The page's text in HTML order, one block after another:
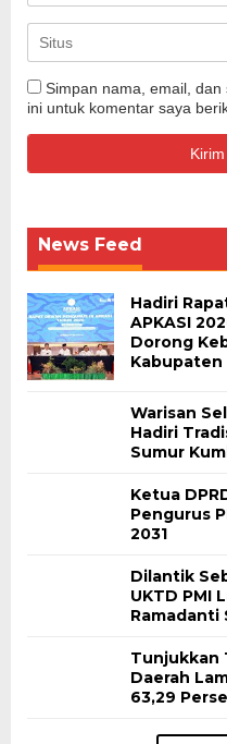
Simpan nama, email,
ini untuk komentar saya
News Feed
Hadiri
APKASI
Dorong
Kabupaten
Warisan
Hadiri
Sumur
Ketua
Pengurus
2031
Dilantik
UKTD PMI
Ramadanti
Tunjukkan
Daerah
63,29